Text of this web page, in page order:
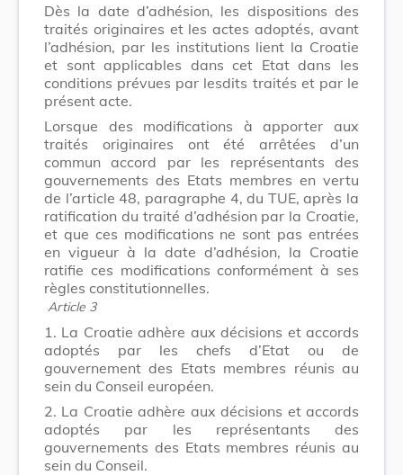
Dès la date d’adhésion, les dispositions des
traités originaires et les actes adoptés, avant
l’adhésion, par les institutions lient la Croatie
et sont applicables dans cet Etat dans les
conditions prévues par lesdits traités et par le
présent acte.
Lorsque des modifications à apporter aux
traités originaires ont été arrêtées d’un
commun accord par les représentants des
gouvernements des Etats membres en vertu
de l’article 48, paragraphe 4, du TUE, après la
ratification du traité d’adhésion par la Croatie,
et que ces modifications ne sont pas entrées
en vigueur à la date d’adhésion, la Croatie
ratifie ces modifications conformément à ses
règles constitutionnelles.
Article 3
1. La Croatie adhère aux décisions et accords
adoptés par les chefs d’Etat ou de
gouvernement des Etats membres réunis au
sein du Conseil européen.
2. La Croatie adhère aux décisions et accords
adoptés par les représentants des
gouvernements des Etats membres réunis au
sein du Conseil.